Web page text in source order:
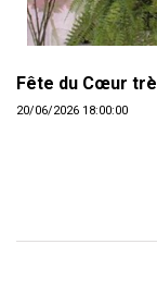
Fête du Cœur
20/06/2026 18:00:00